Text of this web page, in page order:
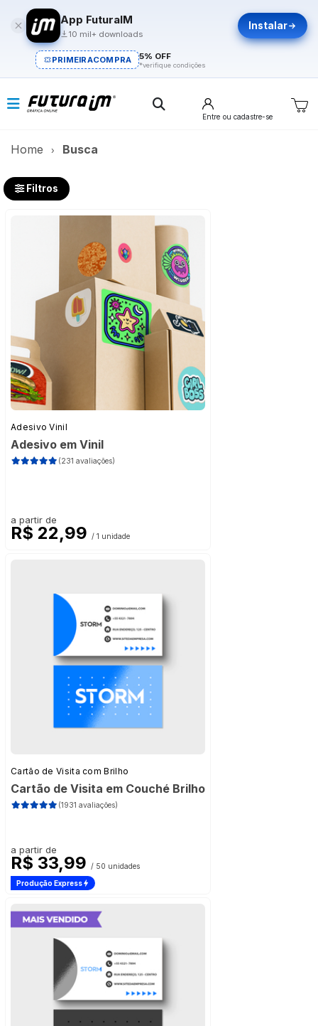
App FuturaIM
10 mil+ downloads
Instalar
PRIMEIRACOMPRA 5% OFF
*verifique condições
Entre ou cadastre-se
Home Busca
Filtros
Adesivo Vinil
Adesivo em Vinil
(231 avaliações)
a partir de
R$ 22,99 / 1 unidade
Cartão de Visita com Brilho
Cartão de Visita em Couché Brilho
(1931 avaliações)
a partir de
R$ 33,99 / 50 unidades
Produção Express